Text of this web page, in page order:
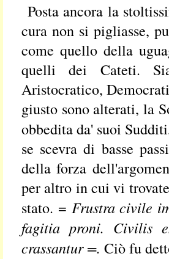
Posta ancora la
cura non si pigliasse,
come quello della
quelli dei Cateti.
Aristocratico,
giusto sono alterati, la
obbedita da' suoi
se scevra di basse
della forza
per altro in cui vi
stato. = Frustra civile
fagitia proni. Civilis
crassantur =. Ciò fu